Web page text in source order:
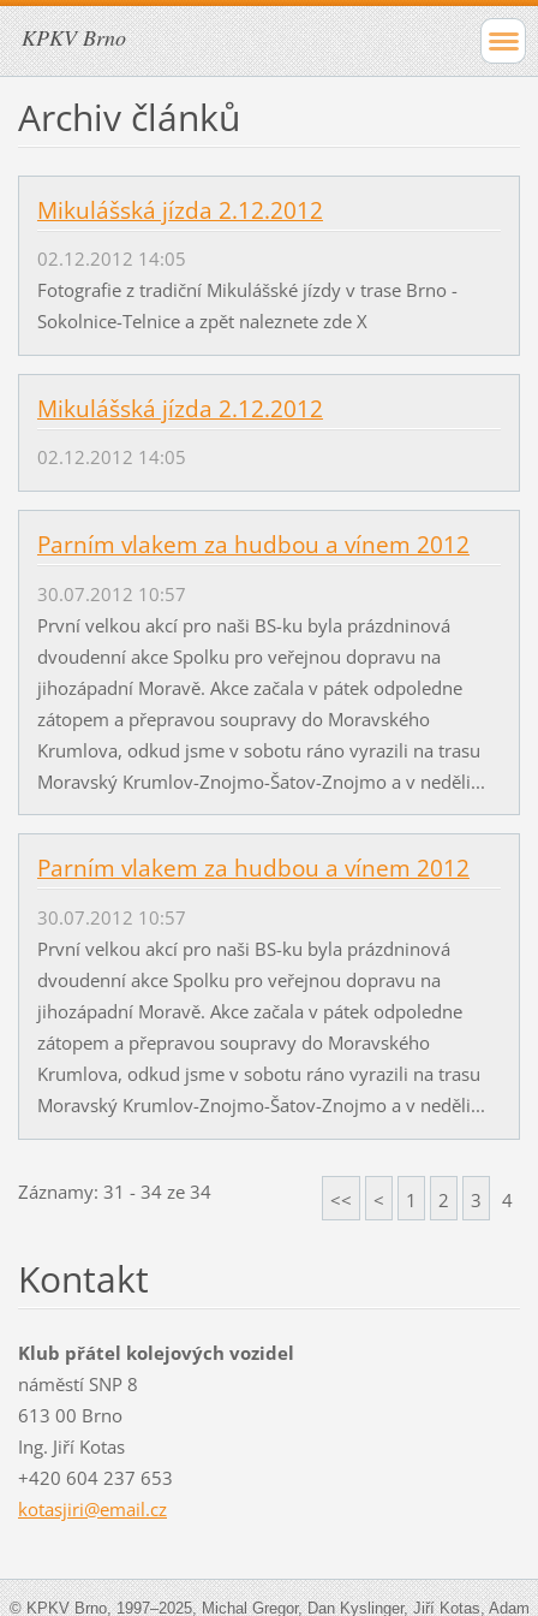
KPKV Brno
Archiv článků
Mikulášská jízda 2.12.2012
02.12.2012 14:05
Fotografie z tradiční Mikulášské jízdy v trase Brno -
Sokolnice-Telnice a zpět naleznete zde X
Mikulášská jízda 2.12.2012
02.12.2012 14:05
Parním vlakem za hudbou a vínem 2012
30.07.2012 10:57
První velkou akcí pro naši BS-ku byla prázdninová
dvoudenní akce Spolku pro veřejnou dopravu na
jihozápadní Moravě. Akce začala v pátek odpoledne
zátopem a přepravou soupravy do Moravského
Krumlova, odkud jsme v sobotu ráno vyrazili na trasu
Moravský Krumlov-Znojmo-Šatov-Znojmo a v neděli...
Parním vlakem za hudbou a vínem 2012
30.07.2012 10:57
První velkou akcí pro naši BS-ku byla prázdninová
dvoudenní akce Spolku pro veřejnou dopravu na
jihozápadní Moravě. Akce začala v pátek odpoledne
zátopem a přepravou soupravy do Moravského
Krumlova, odkud jsme v sobotu ráno vyrazili na trasu
Moravský Krumlov-Znojmo-Šatov-Znojmo a v neděli...
Záznamy: 31 - 34 ze 34 << < 1 2 3 4
Kontakt
Klub přátel kolejových vozidel
náměstí SNP 8
613 00 Brno
Ing. Jiří Kotas
+420 604 237 653
kotasjiri@email.cz
© KPKV Brno, 1997–2025, Michal Gregor, Dan Kyslinger, Jiří Kotas, Adam